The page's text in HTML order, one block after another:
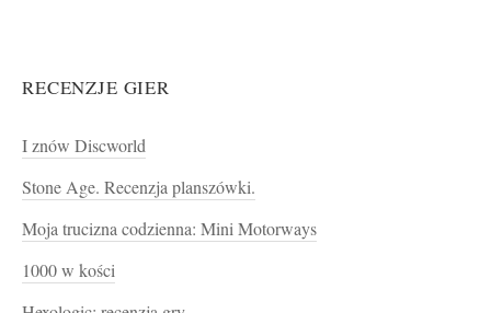
RECENZJE GIER
I znów Discworld
Stone Age. Recenzja planszówki.
Moja trucizna codzienna: Mini Motorways
1000 w kości